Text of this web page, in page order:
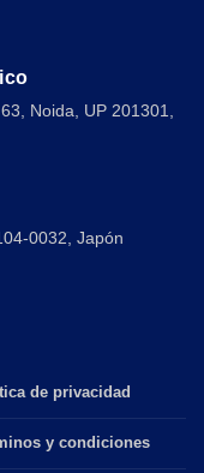
Noida, UP 201301,
0032, Japón
de privacidad
y condiciones